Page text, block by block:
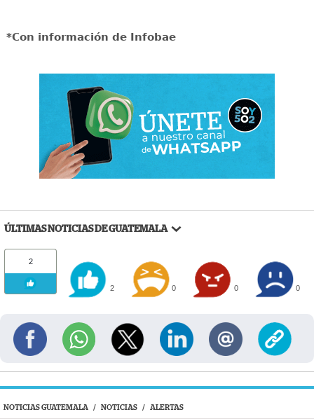
*Con información de Infobae
ÚLTIMAS NOTICIAS DE GUATEMALA
2
2 0 0 0
NOTICIAS GUATEMALA / NOTICIAS / ALERTAS